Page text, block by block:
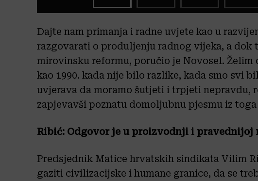
Dajte nam primanja i radne uvjete kao u
razgovarati o produljenju radnog vijeka, a dok
mirovinsku reformu, poručio je Novosel. Želim
kao 1990. kada nije bilo razlike, kada smo svi
uvjerava da moramo šutjeti i trpjeti nepravdu,
zapjevavši poznatu domoljubnu pjesmu iz toga
Ribić: Odgovor je u proizvodnji i pravednijoj
Predsjednik Matice hrvatskih sindikata Vilim
gaziti civilizacijske i humane granice, da se